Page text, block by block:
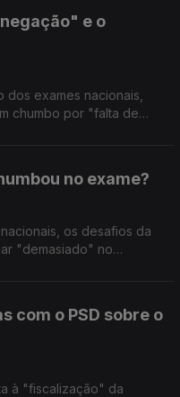
e o
exames nacionais,
chumbo por "falta de
no exame?
os desafios da
"demasiado" no
com o PSD sobre o
à "fiscalização" da